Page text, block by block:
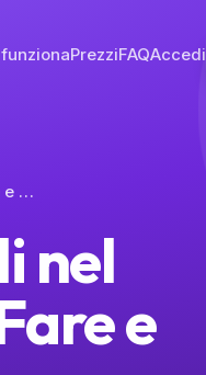
PrezziFAQAccedi
Proteggere i Tuoi Figli nel Mondo Digitale: Cosa Fare e Cosa Evitare
nel
e